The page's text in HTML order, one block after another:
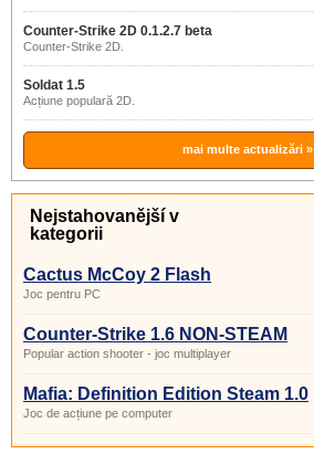
Counter-Strike 2D 0.1.2.7 beta
Counter-Strike 2D.
Soldat 1.5
Acțiune populară 2D.
mai multe actualizări »
Nejstahovanější v
kategorii
Cactus McCoy 2 Flash
Joc pentru PC
Counter-Strike 1.6 NON-STEAM
Popular action shooter - joc multiplayer
Mafia: Definition Edition Steam 1.0
Joc de acțiune pe computer